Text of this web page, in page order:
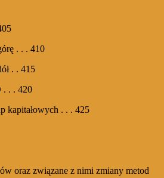
. . . 410
. . 415
. . . 420
kapitałowych . . . 425
oraz związane z nimi zmiany metod